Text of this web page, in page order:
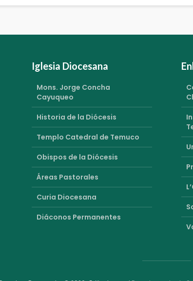
Iglesia Diocesana
Mons. Jorge Concha
Cayuqueo
Historia de la Diócesis
Templo Catedral de Temuco
Obispos de la Diócesis
Áreas Pastorales
Curia Diocesana
Diáconos Permanentes